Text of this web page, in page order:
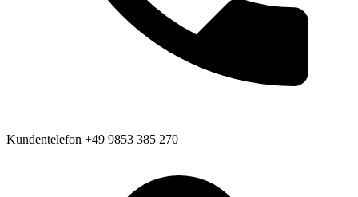
Kundentelefon +49 9853 385 270